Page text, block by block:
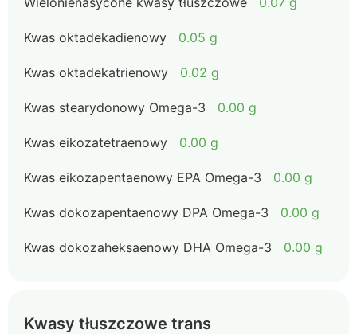
Kwas oktadekadienowy 0.05 g
Kwas oktadekatrienowy 0.02 g
Kwas stearydonowy Omega-3 0.00 g
Kwas eikozatetraenowy 0.00 g
Kwas eikozapentaenowy EPA Omega-3 0.00 g
Kwas dokozapentaenowy DPA Omega-3 0.00 g
Kwas dokozaheksaenowy DHA Omega-3 0.00 g
Kwasy tłuszczowe trans